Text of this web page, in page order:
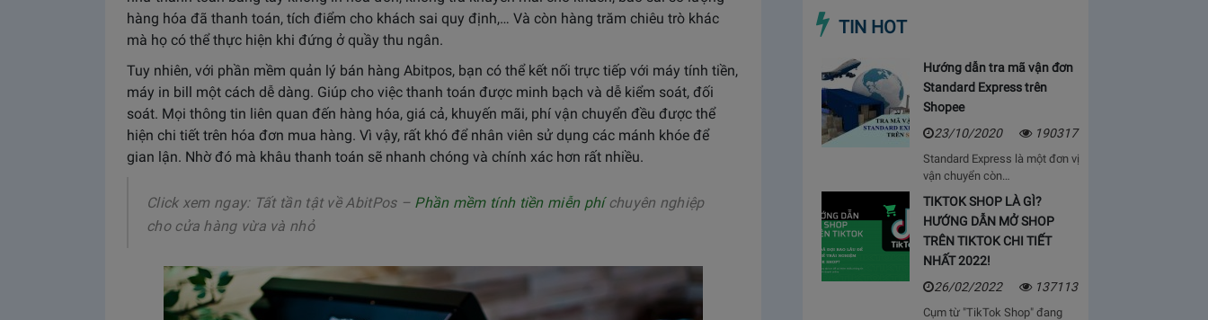
hàng hóa đã thanh toán, tích điểm cho khách sai quy định,… Và còn hàng trăm chiêu trò khác
mà họ có thể thực hiện khi đứng ở quầy thu ngân.
Tuy nhiên, với phần mềm quản lý bán hàng Abitpos, bạn có thể kết nối trực tiếp với máy tính tiền,
máy in bill một cách dễ dàng. Giúp cho việc thanh toán được minh bạch và dễ kiểm soát, đối
soát. Mọi thông tin liên quan đến hàng hóa, giá cả, khuyến mãi, phí vận chuyển đều được thể
hiện chi tiết trên hóa đơn mua hàng. Vì vậy, rất khó để nhân viên sử dụng các mánh khóe để
gian lận. Nhờ đó mà khâu thanh toán sẽ nhanh chóng và chính xác hơn rất nhiều.
Click xem ngay: Tất tần tật về AbitPos – Phần mềm tính tiền miễn phíchuyên nghiệp
cho cửa hàng vừa và nhỏ
TIN HOT
Hướng dẫn tra mã vận đơn
Standard Express trên
Shopee
23/10/2020
190317
Standard Express là một đơn vị
vận chuyển còn…
TIKTOK SHOP LÀ GÌ?
HƯỚNG DẪN MỞ SHOP
TRÊN TIKTOK CHI TIẾT
NHẤT 2022!
26/02/2022
137113
Cụm từ "TikTok Shop" đang